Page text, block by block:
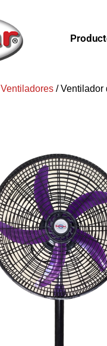
Ventiladores / Ventilador